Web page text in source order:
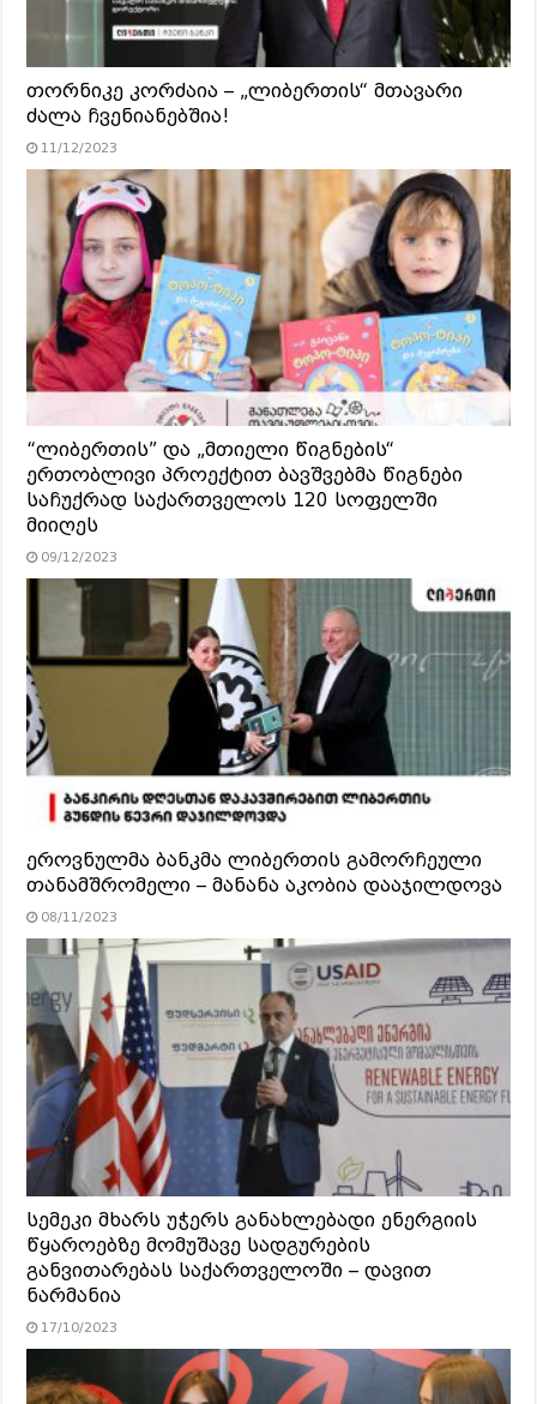
თორნიკე კორძაია – „ლიბერთის“ მთავარი
ძალა ჩვენიანებშია!
11/12/2023
“ლიბერთის” და „მთიელი წიგნების“
ერთობლივი პროექტით ბავშვებმა წიგნები
საჩუქრად საქართველოს 120 სოფელში
მიიღეს
09/12/2023
ეროვნულმა ბანკმა ლიბერთის გამორჩეული
თანამშრომელი – მანანა აკობია დააჯილდოვა
08/11/2023
სემეკი მხარს უჭერს განახლებადი ენერგიის
წყაროებზე მომუშავე სადგურების
განვითარებას საქართველოში – დავით
ნარმანია
17/10/2023